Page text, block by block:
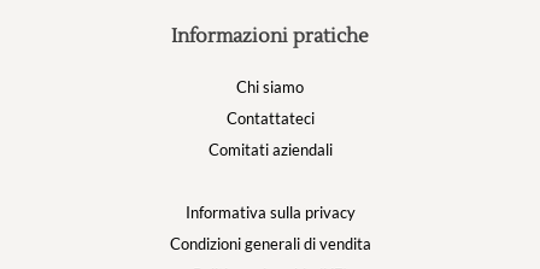
Informazioni pratiche
Chi siamo
Contattateci
Comitati aziendali
Informativa sulla privacy
Condizioni generali di vendita